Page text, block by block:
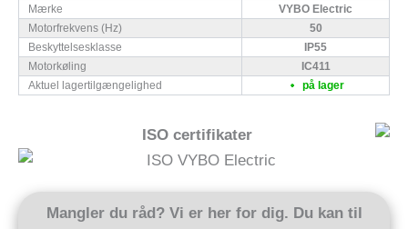
Mærke
VYBO Electric
Motorfrekvens (Hz)
50
Beskyttelsesklasse
IP55
Motorkøling
IC411
Aktuel lagertilgængelighed
på lager
ISO certifikater
Mangler du råd? Vi er her for dig. Du kan til